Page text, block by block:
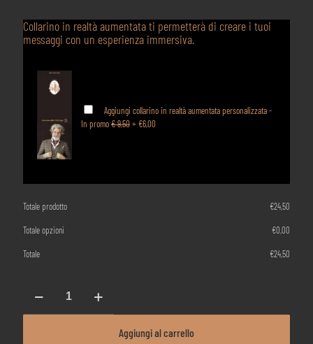
Collarino in realtà aumentata ti permetterà di creare i tuoi
messaggi con un esperienza immersiva.
Aggiungi collarino in realtà aumentata personalizzata -
In promo€ 9,50+€6,00
Totale prodotto €24,50
Totale opzioni €0,00
Totale €24,50
Passito
Aggiungi al carrello